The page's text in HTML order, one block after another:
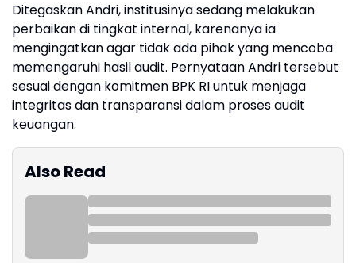
Ditegaskan Andri, institusinya sedang melakukan
perbaikan di tingkat internal, karenanya ia
mengingatkan agar tidak ada pihak yang mencoba
memengaruhi hasil audit. Pernyataan Andri tersebut
sesuai dengan komitmen BPK RI untuk menjaga
integritas dan transparansi dalam proses audit
keuangan.
Also Read